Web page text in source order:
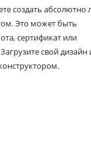
создать абсолютно
Это может быть
сертификат или
свой дизайн